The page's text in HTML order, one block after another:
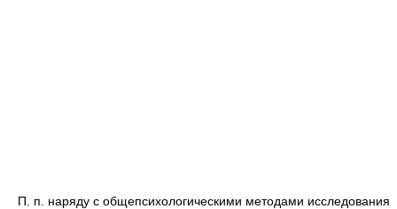
П. п. наряду с общепсихологическими методами исследования